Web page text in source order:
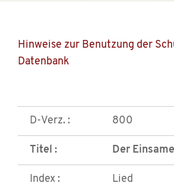
Hinweise zur Benutzung der
Datenbank
D-Verz. : 800
Titel : Der Einsame
Index : Lied